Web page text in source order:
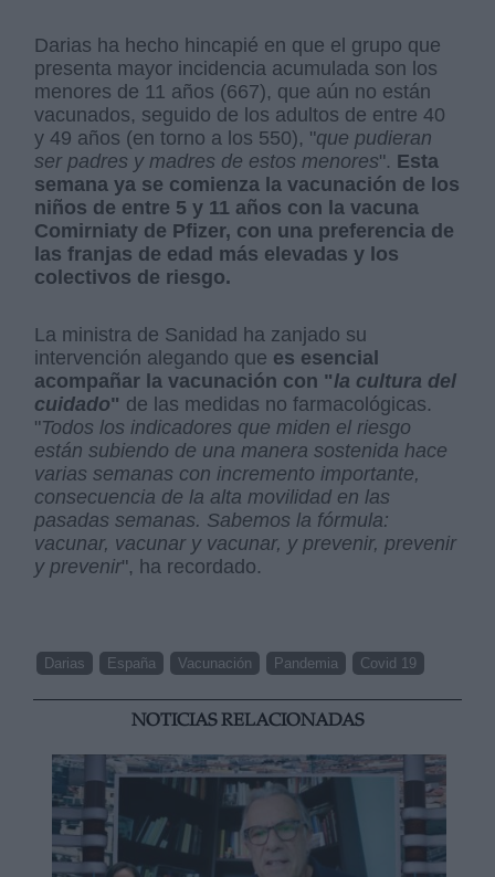
Darias ha hecho hincapié en que el grupo que
presenta mayor incidencia acumulada son los
menores de 11 años (667), que aún no están
vacunados, seguido de los adultos de entre 40
y 49 años (en torno a los 550), "que pudieran
ser padres y madres de estos menores". Esta
semana ya se comienza la vacunación de los
niños de entre 5 y 11 años con la vacuna
Comirniaty de Pfizer, con una preferencia de
las franjas de edad más elevadas y los
colectivos de riesgo.
La ministra de Sanidad ha zanjado su
intervención alegando que es esencial
acompañar la vacunación con "la cultura del
cuidado" de las medidas no farmacológicas.
"Todos los indicadores que miden el riesgo
están subiendo de una manera sostenida hace
varias semanas con incremento importante,
consecuencia de la alta movilidad en las
pasadas semanas. Sabemos la fórmula:
vacunar, vacunar y vacunar, y prevenir, prevenir
y prevenir", ha recordado.
Darias España Vacunación Pandemia Covid 19
NOTICIAS RELACIONADAS